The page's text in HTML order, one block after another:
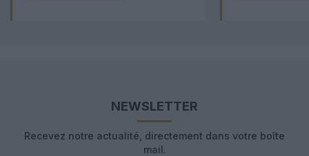
NEWSLETTER
Recevez notre actualité, directement dans votre boîte
mail.